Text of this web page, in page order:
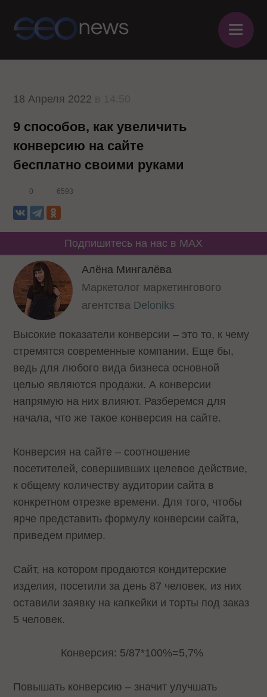
≡
18 Апреля 2022
9 способов, как увеличить
конверсию на сайте
бесплатно своими руками
0 6593
Подпишитесь на нас в MAX
Алёна Мингалёва
Маркетолог маркетингового
агентства Deloniks
Высокие показатели конверсии – это то, к чему
стремятся современные компании. Еще бы,
ведь для любого вида бизнеса основной
целью являются продажи. А конверсии
напрямую на них влияют. Разберемся для
начала, что же такое конверсия на сайте.
Конверсия на сайте – соотношение
посетителей, совершивших целевое действие,
к общему количеству аудитории сайта в
конкретном отрезке времени. Для того, чтобы
ярче представить формулу конверсии сайта,
приведем пример.
Сайт, на котором продаются кондитерские
изделия, посетили за день 87 человек, из них
оставили заявку на капкейки и торты под заказ
5 человек.
Конверсия: 5/87*100%=5,7%
Повышать конверсию – значит улучшать